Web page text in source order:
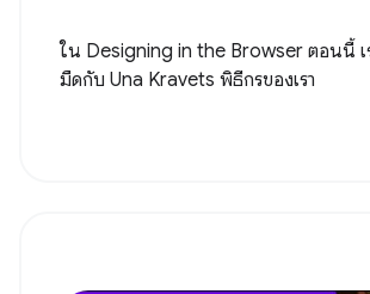
ใน Designing in the Browser ตอนนี้ เ
มืดกับ Una Kravets พิธีกรของเรา